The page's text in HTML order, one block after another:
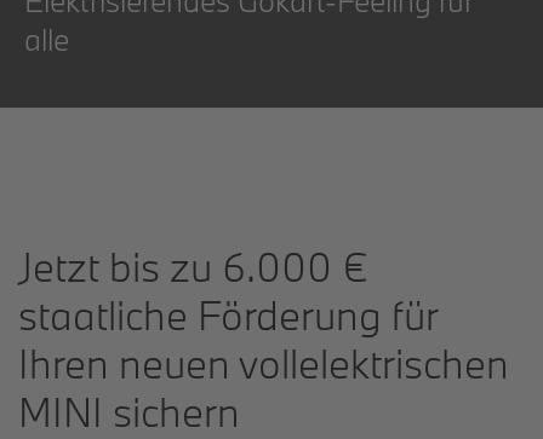
alle
Jetzt bis zu 6.000 €
staatliche Förderung für
Ihren neuen vollelektrischen
MINI sichern